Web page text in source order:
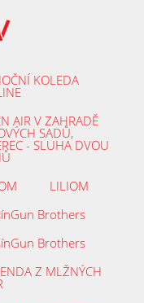
KOLEDA
AIR V ZAHRADĚ
SADŮ,
- SLUHA DVOU
LILIOM
Brothers
Brothers
Z MLŽNÝCH